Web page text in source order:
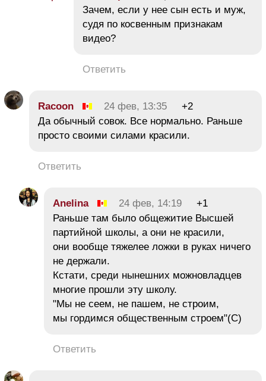
Зачем, если у нее сын есть и муж,
судя по косвенным признакам
видео?
Ответить
Racoon 24 фев, 13:35
+2
Да обычный совок. Все нормально. Раньше
просто своими силами красили.
Ответить
Anelina 24 фев, 14:19
+1
Раньше там было общежитие Высшей
партийной школы, а они не красили,
они вообще тяжелее ложки в руках ничего
не держали.
Кстати, среди нынешних можновладцев
многие прошли эту школу.
"Мы не сеем, не пашем, не строим,
мы гордимся общественным строем"(С)
Ответить